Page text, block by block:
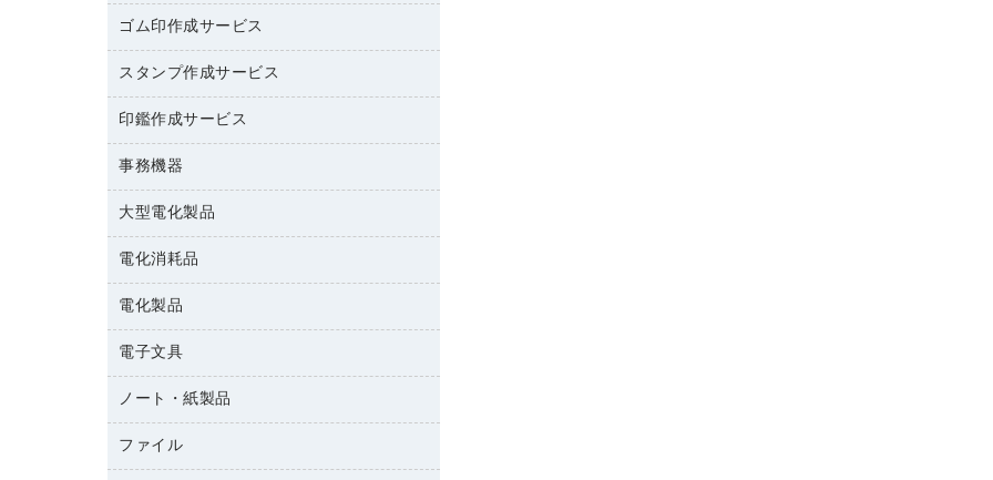
作業用雑貨
梱包用品
梱包用テープ
園芸用品
ペット用品
ミルク・シュガー
ソフトドリンク
コーヒーメーカー・備品
インスタントコーヒー
台所用洗剤
掃除用品
掃除用洗剤
洗濯用品
消臭・芳香剤
殺虫剤
飲食用消耗品
ハンドソープ・石鹸
トイレ用品
トイレ用洗剤
カウネットキャラクター商品
ゴム印作成サービス
ゴム印作成サービス
ゴム印（一行印）作成サービス
ゴム印（フリーサイズ印）作成サービス
スタンプ作成サービス
シヤチハタスタンプ作成サービス
カウネットスタンプ作成サービス
印鑑作成サービス
印鑑作成サービス
事務機器
大型シュレッダー（共配）
レーザーポインター
ラミネートフィルム
ラミネータ
タイムレコーダー
シュレッダ
ＯＨＰ用品
大型電化製品
冷蔵庫・キッチン・調理家電
テレビ・ＡＶ機器
電化消耗品
電球・蛍光灯
乾電池・充電池
フィルム・カメラ用品
デスクライト
アルバム
電化製品
掃除機・クリーナー
空調・季節家電
その他電化製品
キッチン・調理家電
電子文具
電卓
ラベルテープ
ノート・紙製品
封筒
ファイル